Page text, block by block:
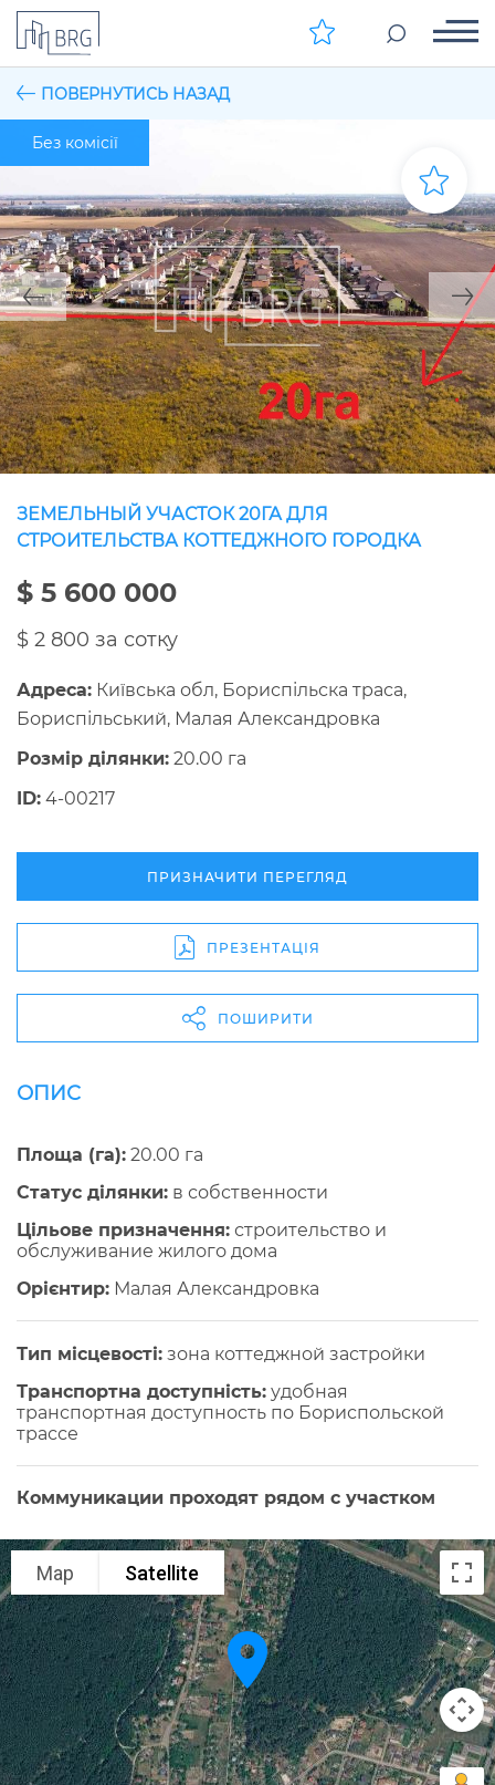
ПОВЕРНУТИСЬ НАЗАД
Без комісії
ЗЕМЕЛЬНЫЙ УЧАСТОК 20ГА ДЛЯ
СТРОИТЕЛЬСТВА КОТТЕДЖНОГО ГОРОДКА
$ 5 600 000
$ 2 800 за сотку
Адреса: Київська обл, Бориспільска траса,
Бориспільський, Малая Александровка
Розмір ділянки: 20.00 га
ID: 4-00217
ПРИЗНАЧИТИ ПЕРЕГЛЯД
ПРЕЗЕНТАЦІЯ
ПОШИРИТИ
ОПИС
Площа (га): 20.00 га
Статус ділянки: в собственности
Цільове призначення: строительство и
обслуживание жилого дома
Орієнтир: Малая Александровка
Тип місцевості: зона коттеджной застройки
Транспортна доступність: удобная
транспортная доступность по Бориспольской
трассе
Коммуникации проходят рядом с участком
Map Satellite